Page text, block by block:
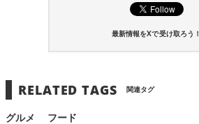
最新情報をXで受け取ろう！
RELATED TAGS 関連タグ
グルメ フード